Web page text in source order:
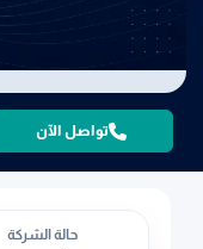
تواصل الآن
حالة الشركة